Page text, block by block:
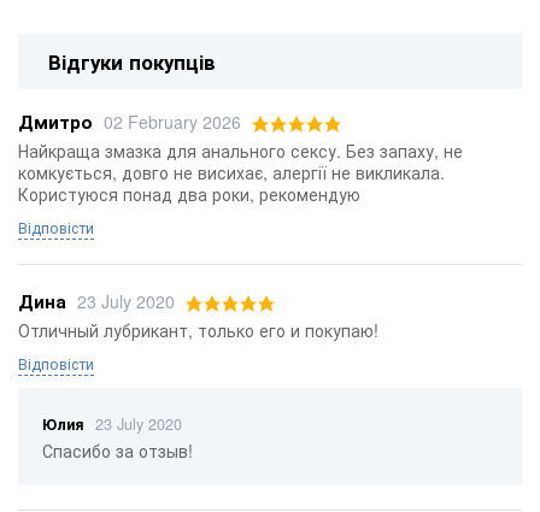
Відгуки покупців
Дмитро 02 February 2026
Найкраща змазка для анального сексу. Без запаху, не
комкується, довго не висихає, алергії не викликала.
Користуюся понад два роки, рекомендую
Відповісти
Дина 23 July 2020
Отличный лубрикант, только его и покупаю!
Відповісти
Юлия 23 July 2020
Спасибо за отзыв!